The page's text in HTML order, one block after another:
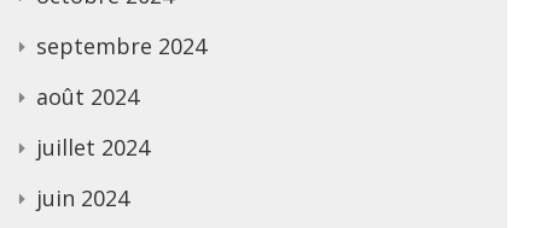
septembre 2024
août 2024
juillet 2024
juin 2024